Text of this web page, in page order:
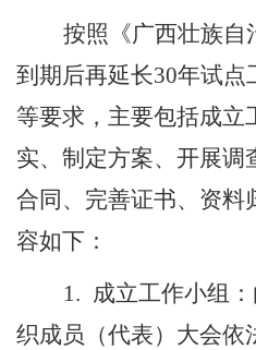
按照《广西壮族自
到期后再延长30年试点
等要求，主要包括成立
实、制定方案、开展调
合同、完善证书、资料
容如下：
1. 成立工作小组
织成员（代表）大会依